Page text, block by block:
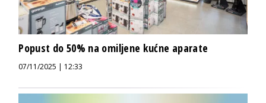
Popust do 50% na omiljene kućne aparate
07/11/2025 | 12:33